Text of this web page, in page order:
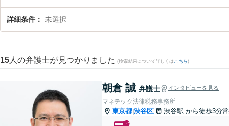
詳細条件 未選択
15 人の弁護士が見つかりました (検索結果について詳しくは こちら)
朝倉 誠 弁護士 インタビューを見る
マネテック法律税務事務所
東京都|渋谷区 渋谷駅 から徒歩3分